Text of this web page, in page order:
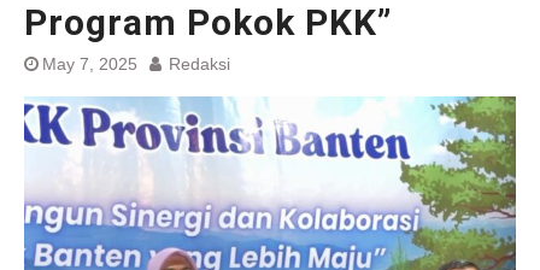
Program Pokok PKK”
May 7, 2025 Redaksi